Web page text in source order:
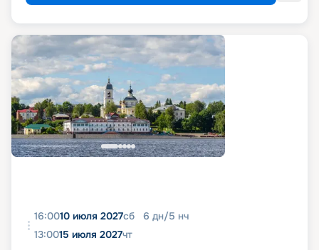
16:0010 июля 2027сб 6 дн/5 нч
13:0015 июля 2027чт